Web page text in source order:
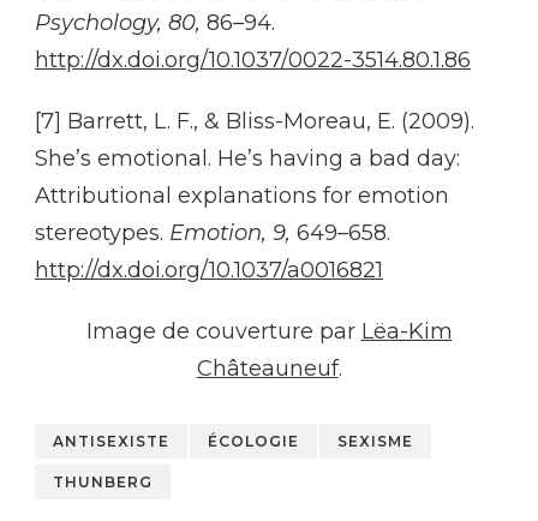
Psychology, 80, 86–94.
http://dx.doi.org/10.1037/0022-3514.80.1.86
[7] Barrett, L. F., & Bliss-Moreau, E. (2009).
She’s emotional. He’s having a bad day:
Attributional explanations for emotion
stereotypes. Emotion, 9, 649–658.
http://dx.doi.org/10.1037/a0016821
Image de couverture par Lëa-Kim
Châteauneuf.
ANTISEXISTE ÉCOLOGIE SEXISME
THUNBERG